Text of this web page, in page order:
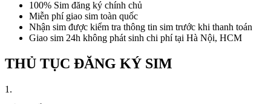
100% Sim đăng ký chính chủ
Miễn phí giao sim toàn quốc
Nhận sim được kiểm tra thông tin sim trước khi thanh toán
Giao sim 24h không phát sinh chi phí tại Hà Nội, HCM
THỦ TỤC ĐĂNG KÝ SIM
1.